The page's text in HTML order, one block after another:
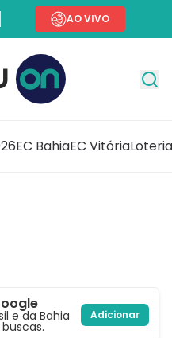
AO VIVO
EC BahiaEC Vitória
e da Bahia Adicionar